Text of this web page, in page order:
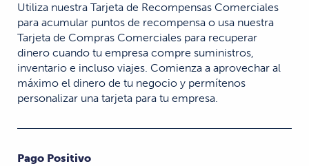
Utiliza nuestra Tarjeta de Recompensas Comerciales
para acumular puntos de recompensa o usa nuestra
Tarjeta de Compras Comerciales para recuperar
dinero cuando tu empresa compre suministros,
inventario e incluso viajes. Comienza a aprovechar al
máximo el dinero de tu negocio y permítenos
personalizar una tarjeta para tu empresa.
Pago Positivo